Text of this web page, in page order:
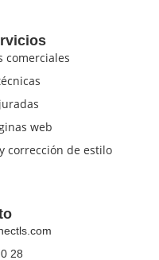
comerciales
web
corrección de estilo
28